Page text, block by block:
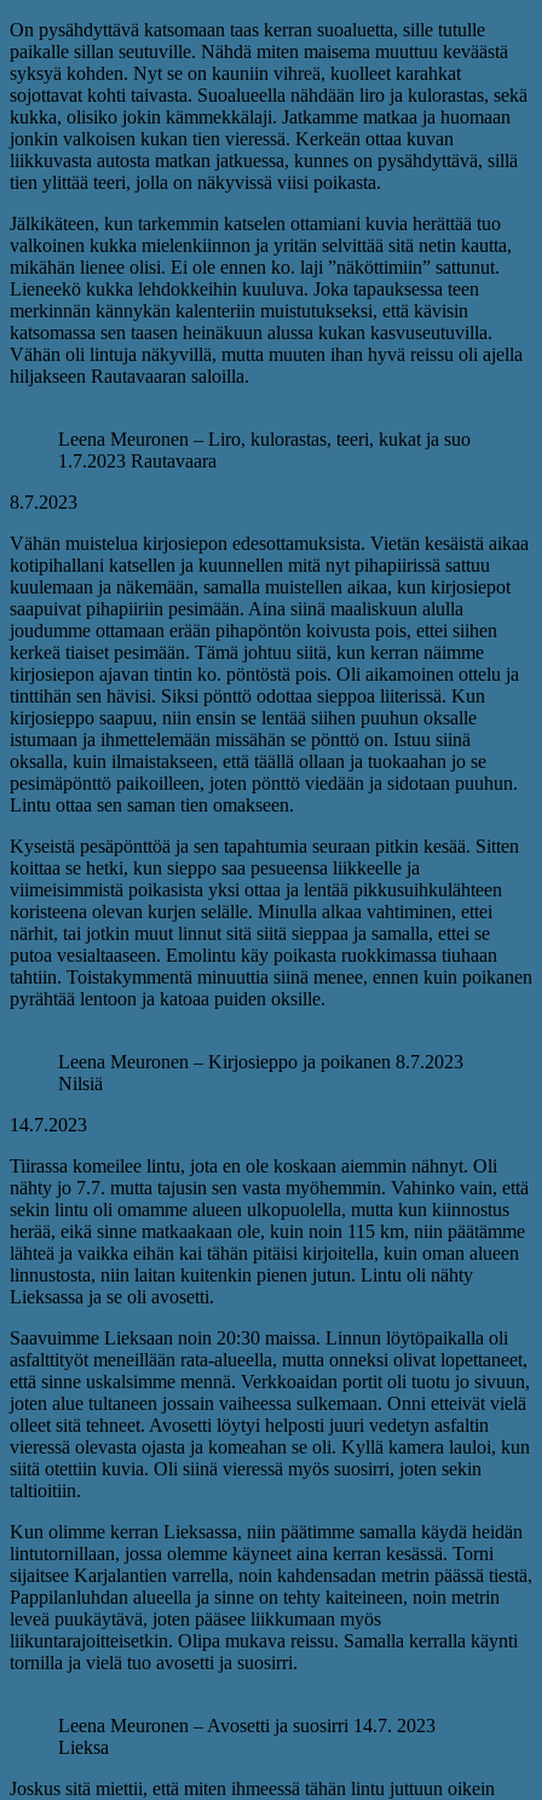
On pysähdyttävä katsomaan taas kerran suoaluetta, sille tutulle
paikalle sillan seutuville. Nähdä miten maisema muuttuu keväästä
syksyä kohden. Nyt se on kauniin vihreä, kuolleet karahkat
sojottavat kohti taivasta. Suoalueella nähdään liro ja kulorastas, sekä
kukka, olisiko jokin kämmekkälaji. Jatkamme matkaa ja huomaan
jonkin valkoisen kukan tien vieressä. Kerkeän ottaa kuvan
liikkuvasta autosta matkan jatkuessa, kunnes on pysähdyttävä, sillä
tien ylittää teeri, jolla on näkyvissä viisi poikasta.
Jälkikäteen, kun tarkemmin katselen ottamiani kuvia herättää tuo
valkoinen kukka mielenkiinnon ja yritän selvittää sitä netin kautta,
mikähän lienee olisi. Ei ole ennen ko. laji ”näköttimiin” sattunut.
Lieneekö kukka lehdokkeihin kuuluva. Joka tapauksessa teen
merkinnän kännykän kalenteriin muistutukseksi, että kävisin
katsomassa sen taasen heinäkuun alussa kukan kasvuseutuvilla.
Vähän oli lintuja näkyvillä, mutta muuten ihan hyvä reissu oli ajella
hiljakseen Rautavaaran saloilla.
Leena Meuronen – Liro, kulorastas, teeri, kukat ja suo
1.7.2023 Rautavaara
8.7.2023
Vähän muistelua kirjosiepon edesottamuksista. Vietän kesäistä aikaa
kotipihallani katsellen ja kuunnellen mitä nyt pihapiirissä sattuu
kuulemaan ja näkemään, samalla muistellen aikaa, kun kirjosiepot
saapuivat pihapiiriin pesimään. Aina siinä maaliskuun alulla
joudumme ottamaan erään pihapöntön koivusta pois, ettei siihen
kerkeä tiaiset pesimään. Tämä johtuu siitä, kun kerran näimme
kirjosiepon ajavan tintin ko. pöntöstä pois. Oli aikamoinen ottelu ja
tinttihän sen hävisi. Siksi pönttö odottaa sieppoa liiterissä. Kun
kirjosieppo saapuu, niin ensin se lentää siihen puuhun oksalle
istumaan ja ihmettelemään missähän se pönttö on. Istuu siinä
oksalla, kuin ilmaistakseen, että täällä ollaan ja tuokaahan jo se
pesimäpönttö paikoilleen, joten pönttö viedään ja sidotaan puuhun.
Lintu ottaa sen saman tien omakseen.
Kyseistä pesäpönttöä ja sen tapahtumia seuraan pitkin kesää. Sitten
koittaa se hetki, kun sieppo saa pesueensa liikkeelle ja
viimeisimmistä poikasista yksi ottaa ja lentää pikkusuihkulähteen
koristeena olevan kurjen selälle. Minulla alkaa vahtiminen, ettei
närhit, tai jotkin muut linnut sitä siitä sieppaa ja samalla, ettei se
putoa vesialtaaseen. Emolintu käy poikasta ruokkimassa tiuhaan
tahtiin. Toistakymmentä minuuttia siinä menee, ennen kuin poikanen
pyrähtää lentoon ja katoaa puiden oksille.
Leena Meuronen – Kirjosieppo ja poikanen 8.7.2023
Nilsiä
14.7.2023
Tiirassa komeilee lintu, jota en ole koskaan aiemmin nähnyt. Oli
nähty jo 7.7. mutta tajusin sen vasta myöhemmin. Vahinko vain, että
sekin lintu oli omamme alueen ulkopuolella, mutta kun kiinnostus
herää, eikä sinne matkaakaan ole, kuin noin 115 km, niin päätämme
lähteä ja vaikka eihän kai tähän pitäisi kirjoitella, kuin oman alueen
linnustosta, niin laitan kuitenkin pienen jutun. Lintu oli nähty
Lieksassa ja se oli avosetti.
Saavuimme Lieksaan noin 20:30 maissa. Linnun löytöpaikalla oli
asfalttityöt meneillään rata-alueella, mutta onneksi olivat lopettaneet,
että sinne uskalsimme mennä. Verkkoaidan portit oli tuotu jo sivuun,
joten alue tultaneen jossain vaiheessa sulkemaan. Onni etteivät vielä
olleet sitä tehneet. Avosetti löytyi helposti juuri vedetyn asfaltin
vieressä olevasta ojasta ja komeahan se oli. Kyllä kamera lauloi, kun
siitä otettiin kuvia. Oli siinä vieressä myös suosirri, joten sekin
taltioitiin.
Kun olimme kerran Lieksassa, niin päätimme samalla käydä heidän
lintutornillaan, jossa olemme käyneet aina kerran kesässä. Torni
sijaitsee Karjalantien varrella, noin kahdensadan metrin päässä tiestä,
Pappilanluhdan alueella ja sinne on tehty kaiteineen, noin metrin
leveä puukäytävä, joten pääsee liikkumaan myös
liikuntarajoitteisetkin. Olipa mukava reissu. Samalla kerralla käynti
tornilla ja vielä tuo avosetti ja suosirri.
Leena Meuronen – Avosetti ja suosirri 14.7. 2023
Lieksa
Joskus sitä miettii, että miten ihmeessä tähän lintu juttuun oikein